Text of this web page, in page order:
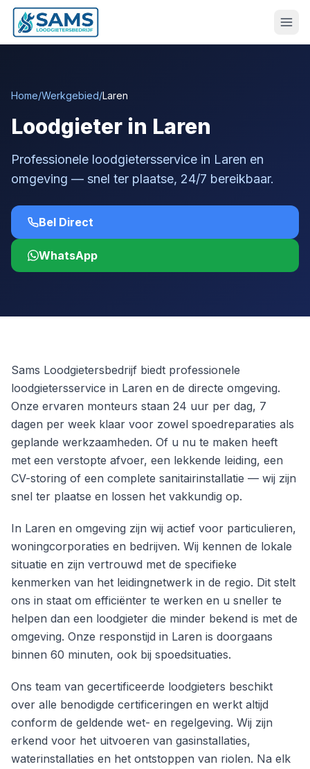
Home/Werkgebied/Laren
Loodgieter in Laren
Professionele loodgietersservice in Laren en
omgeving — snel ter plaatse, 24/7 bereikbaar.
Bel Direct
WhatsApp
Sams Loodgietersbedrijf biedt professionele
loodgietersservice in Laren en de directe omgeving.
Onze ervaren monteurs staan 24 uur per dag, 7
dagen per week klaar voor zowel spoedreparaties als
geplande werkzaamheden. Of u nu te maken heeft
met een verstopte afvoer, een lekkende leiding, een
CV-storing of een complete sanitairinstallatie — wij zijn
snel ter plaatse en lossen het vakkundig op.
In Laren en omgeving zijn wij actief voor particulieren,
woningcorporaties en bedrijven. Wij kennen de lokale
situatie en zijn vertrouwd met de specifieke
kenmerken van het leidingnetwerk in de regio. Dit stelt
ons in staat om efficiënter te werken en u sneller te
helpen dan een loodgieter die minder bekend is met de
omgeving. Onze responstijd in Laren is doorgaans
binnen 60 minuten, ook bij spoedsituaties.
Ons team van gecertificeerde loodgieters beschikt
over alle benodigde certificeringen en werkt altijd
conform de geldende wet- en regelgeving. Wij zijn
erkend voor het uitvoeren van gasinstallaties,
waterinstallaties en het ontstoppen van riolen. Na elk